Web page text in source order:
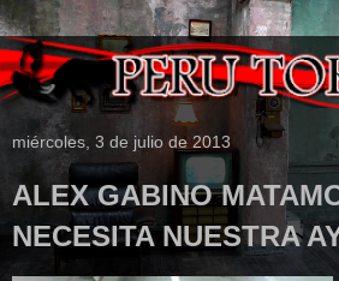
miércoles, 3 de julio de 2013
ALEX GABINO
NECESITA NUESTRA